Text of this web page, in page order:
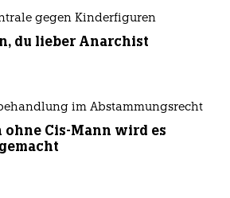
gegen Kinderfiguren
du lieber Anarchist
im Abstammungsrecht
ohne Cis-Mann wird es